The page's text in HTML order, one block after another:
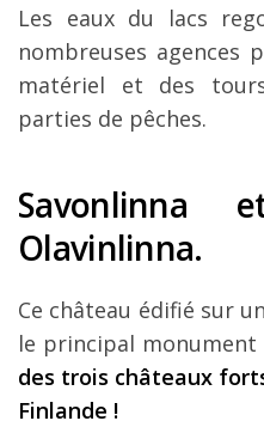
Les eaux du lacs
nombreuses agences
matériel et des
parties de pêches.
Savonlinna
Olavinlinna.
Ce château édifié sur
le principal monument
des trois châteaux
Finlande !